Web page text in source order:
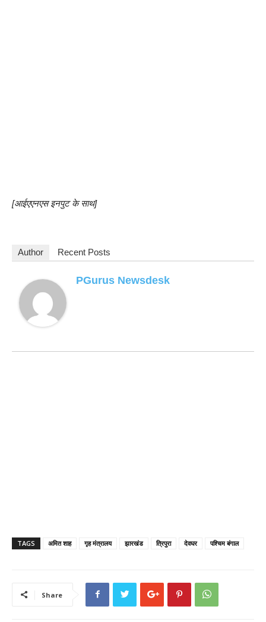
[आईएएनएस इनपुट के साथ]
Author Recent Posts
PGurus Newsdesk
TAGS अमित शाह गृह मंत्रालय झारखंड त्रिपुरा देवघर पश्चिम बंगाल
Share